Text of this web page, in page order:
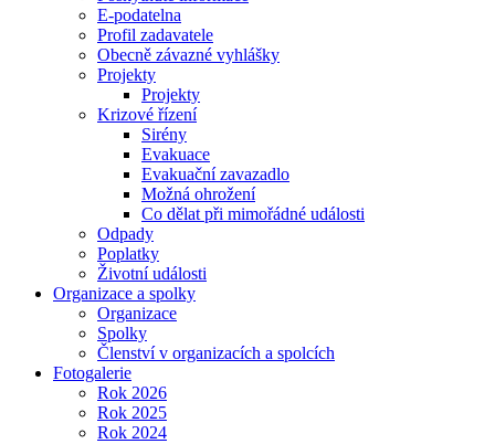
E-podatelna
Profil zadavatele
Obecně závazné vyhlášky
Projekty
Projekty
Krizové řízení
Sirény
Evakuace
Evakuační zavazadlo
Možná ohrožení
Co dělat při mimořádné události
Odpady
Poplatky
Životní události
Organizace a spolky
Organizace
Spolky
Členství v organizacích a spolcích
Fotogalerie
Rok 2026
Rok 2025
Rok 2024